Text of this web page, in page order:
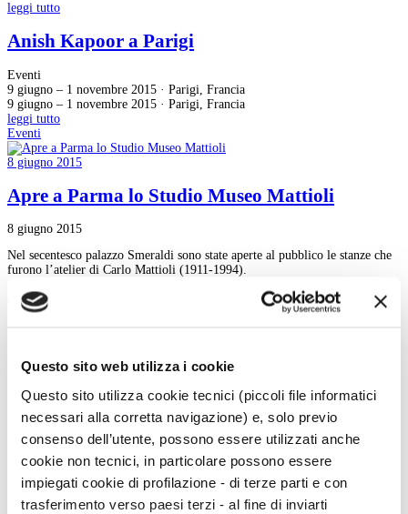
Questo sito web utilizza i cookie
Questo sito utilizza cookie tecnici (piccoli file informatici
necessari alla corretta navigazione) e, solo previo
consenso dell’utente, possono essere utilizzati anche
cookie non tecnici, in particolare possono essere
impiegati cookie di profilazione - di terze parti e con
trasferimento verso paesi terzi - al fine di inviarti
leggi tutto
Anish Kapoor a Parigi
Eventi
9 giugno – 1 novembre 2015 · Parigi, Francia
9 giugno – 1 novembre 2015 · Parigi, Francia
leggi tutto
Eventi
8 giugno 2015
Apre a Parma lo Studio Museo Mattioli
8 giugno 2015
Nel secentesco palazzo Smeraldi sono state aperte al pubblico le stanze che
furono l’atelier di Carlo Mattioli (1911-1994).
leggi tutto
87
89
90
92
93
95